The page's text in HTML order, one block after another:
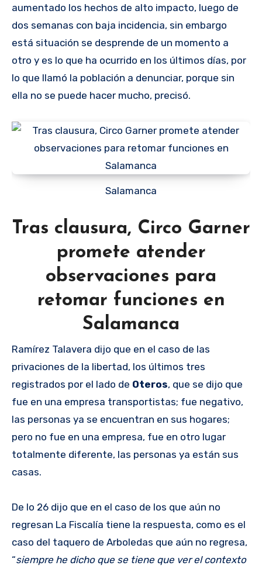
aumentado los hechos de alto impacto, luego de
dos semanas con baja incidencia, sin embargo
está situación se desprende de un momento a
otro y es lo que ha ocurrido en los últimos días, por
lo que llamó la población a denunciar, porque sin
ella no se puede hacer mucho, precisó.
Salamanca
Tras clausura, Circo Garner
promete atender
observaciones para
retomar funciones en
Salamanca
Ramírez Talavera dijo que en el caso de las
privaciones de la libertad, los últimos tres
registrados por el lado de Oteros, que se dijo que
fue en una empresa transportistas; fue negativo,
las personas ya se encuentran en sus hogares;
pero no fue en una empresa, fue en otro lugar
totalmente diferente, las personas ya están sus
casas.
De lo 26 dijo que en el caso de los que aún no
regresan La Fiscalía tiene la respuesta, como es el
caso del taquero de Arboledas que aún no regresa,
“siempre he dicho que se tiene que ver el contexto